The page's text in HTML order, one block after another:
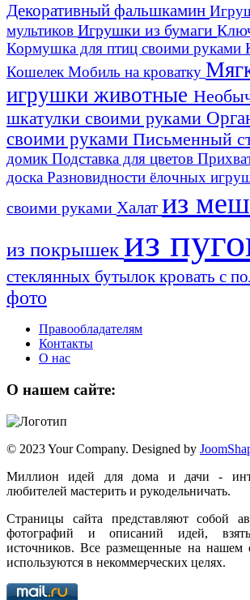
Декоративный фальшкамин
мультиков Игрушки из бумаги
Кормушка для птиц своими руками
КошелекМобиль на кроватку
игрушки животные
шкатулки своими руками
своими руками Письменный
домикПодставка для цветов
доска Разновидности ёлочных
своими руками Халат из
из покрышек из
стеклянных бутылоккровать с
фото
Правообладателям
Контакты
О нас
О нашем сайте:
© 2023 Your Company. Designed by
Миллион идей для дома и дачи -
любителей мастерить и рукодельничать.
Страницы сайта представляют собой
фотографий и описаний идей,
источников. Все размещенные на нашем
используются в некоммерческих целях.